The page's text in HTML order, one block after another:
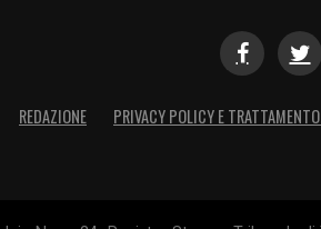
REDAZIONE PRIVACY POLICY E